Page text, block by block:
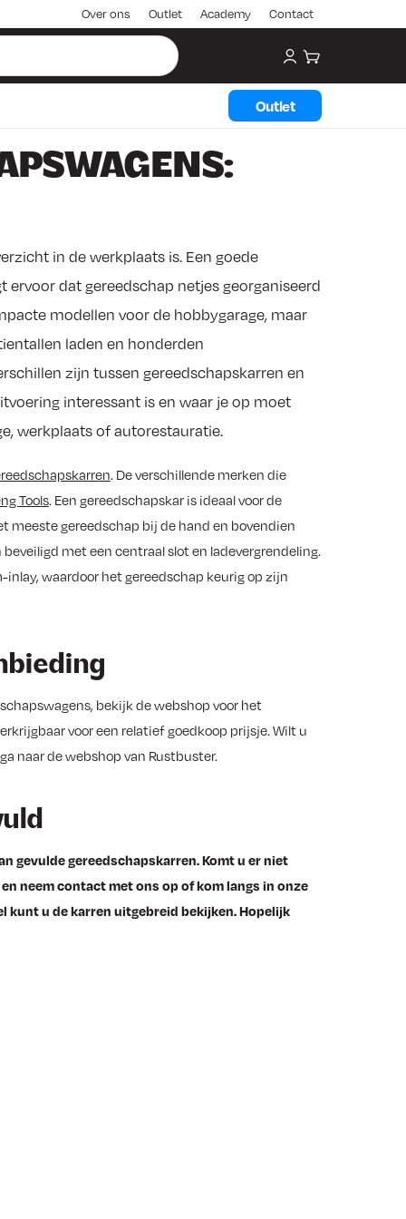
Over ons Outlet Academy Contact
My account
Winkelwagen
Outlet
in de werkplaats is. Een goede
dat gereedschap netjes georganiseerd
modellen voor de hobbygarage, maar
laden en honderden
zijn tussen gereedschapskarren en
interessant is en waar je op moet
werkplaats of autorestauratie.
. De verschillende merken die
Tools. Een gereedschapskar is ideaal voor de
meeste gereedschap bij de hand en bovendien
met een centraal slot en ladevergrendeling.
waardoor het gereedschap keurig op zijn
bekijk de webshop voor het
voor een relatief goedkoop prijsje. Wilt u
naar de webshop van Rustbuster.
gevulde gereedschapskarren. Komt u er niet
neem contact met ons op of kom langs in onze
kunt u de karren uitgebreid bekijken. Hopelijk